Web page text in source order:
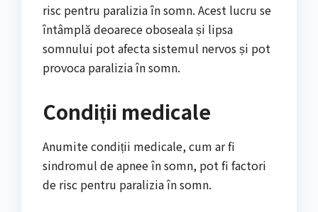
risc pentru paralizia în somn. Acest lucru se
întâmplă deoarece oboseala și lipsa
somnului pot afecta sistemul nervos și pot
provoca paralizia în somn.
Condiții medicale
Anumite condiții medicale, cum ar fi
sindromul de apnee în somn, pot fi factori
de risc pentru paralizia în somn.